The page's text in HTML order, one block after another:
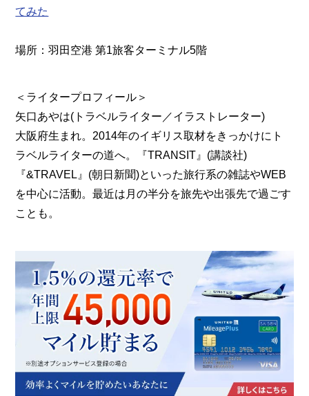
てみた
場所：羽田空港 第1旅客ターミナル5階
＜ライタープロフィール＞
矢口あやは(トラベルライター／イラストレーター)
大阪府生まれ。2014年のイギリス取材をきっかけにト
ラベルライターの道へ。『TRANSIT』(講談社)
『&TRAVEL』(朝日新聞)といった旅行系の雑誌やWEB
を中心に活動。最近は月の半分を旅先や出張先で過ごす
ことも。